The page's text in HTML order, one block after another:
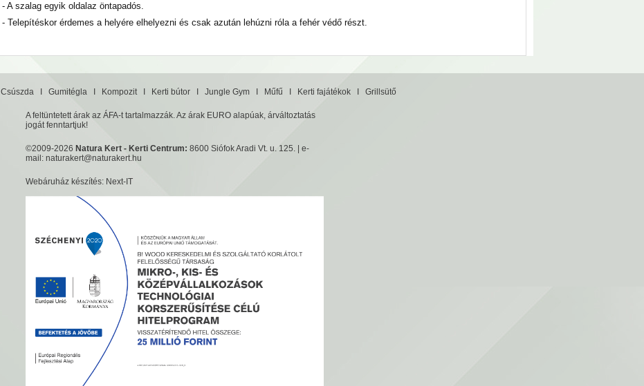
- A szalag egyik oldalaz öntapadós.
- Telepítéskor érdemes a helyére elhelyezni és csak azután lehúzni róla a fehér védő részt.
CsúszdaI GumitéglaI KompozitI Kerti bútorI Jungle GymI Műfű Kerti fajátékokI Grillsütő
A feltüntetett árak az ÁFA-t tartalmazzák. Az árak EURO alapúak, árváltoztatás
jogát fenntartjuk!
©2009-2026 Natura Kert - Kerti Centrum: 8600 Siófok Aradi Vt. u. 125. | e-
mail:naturakert@naturakert.hu
Webáruház készítés: Next-IT